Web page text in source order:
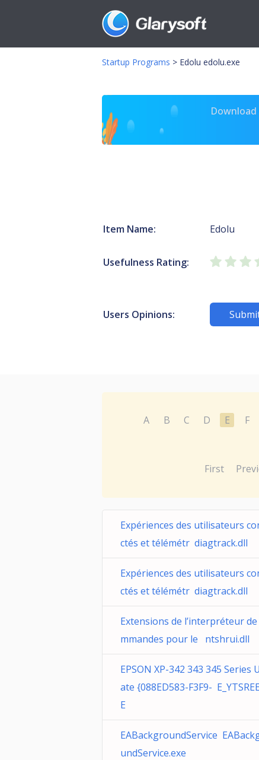
Startup Programs > Edolu edolu.exe
Item Name: Edolu
Usefulness Rating:
Users Opinions:
A B C D E F
First
Expériences des utilisateurs
ctés et télémétr diagtrack.dll
Expériences des utilisateurs
ctés et télémétr diagtrack.dll
Extensions de l’interpréteur de
mmandes pour le ntshrui.dll
EPSON XP-342 343 345 Series
ate {088ED583-F3F9-
E
EABackgroundService
undService.exe